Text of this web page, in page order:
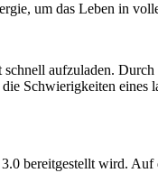
um das Leben in
aufzuladen. Durch
Schwierigkeiten eines
bereitgestellt wird. Auf